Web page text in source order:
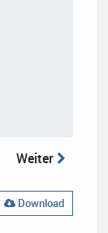
Weiter
Download